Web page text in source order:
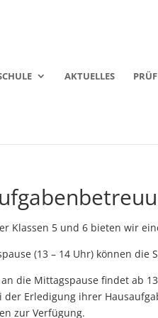
AKTUELLES
Klassen 5 und 6 bieten wir
(13 – 14 Uhr) können die
an die Mittagspause findet ab
der Erledigung ihrer
zur Verfügung.